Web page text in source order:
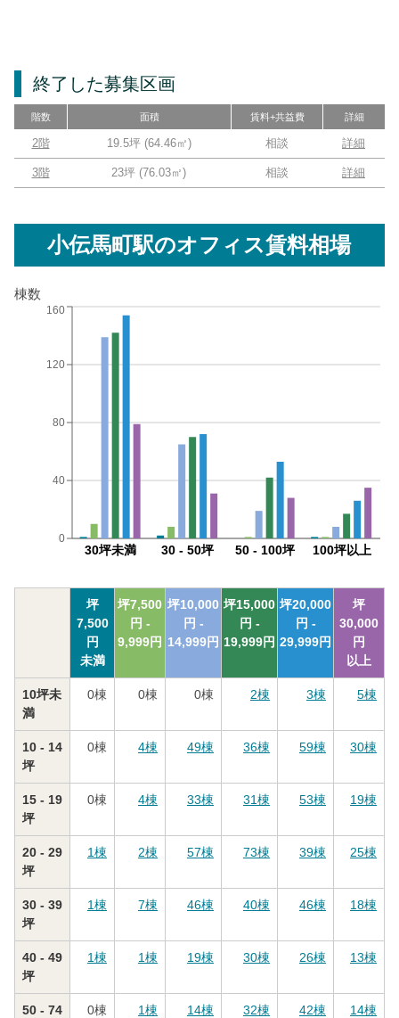
終了した募集区画
階数 面積 賃料+共益費 詳細
2階 19.5坪 (64.46㎡) 相談 詳細
3階 23坪 (76.03㎡) 相談 詳細
小伝馬町駅のオフィス賃料相場
棟数
30坪未満 30 - 50坪 50 - 100坪 100坪以上
0
40
80
120
160
坪
7,500
円
未満
坪7,500
円 -
9,999円
坪10,000
円 -
14,999円
坪15,000
円 -
19,999円
坪20,000
円 -
29,999円
坪
30,000
円
以上
10坪未
満
0棟 0棟 0棟 2棟 3棟 5棟
10 - 14
坪
0棟 4棟 49棟 36棟 59棟 30棟
15 - 19
坪
0棟 4棟 33棟 31棟 53棟 19棟
20 - 29
坪
1棟 2棟 57棟 73棟 39棟 25棟
30 - 39
坪
1棟 7棟 46棟 40棟 46棟 18棟
40 - 49
坪
1棟 1棟 19棟 30棟 26棟 13棟
50 - 74
0棟 1棟 14棟 32棟 42棟 14棟